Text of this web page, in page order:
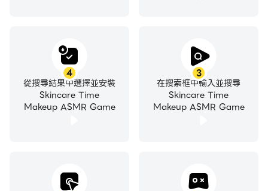
3
在搜索框中輸入並搜尋
Skincare Time
Makeup ASMR Game
4
從搜尋結果中選擇並安裝
Skincare Time
Makeup ASMR Game